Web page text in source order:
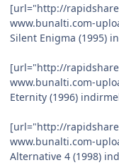
[url="http://
www.bunalti.com-
Silent Enigma (1995)
[url="http://
www.bunalti.com-
Eternity (1996)
[url="http://
www.bunalti.com-
Alternative 4 (1998)